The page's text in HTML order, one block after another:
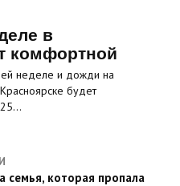
в
комфортной
неделе и дожди на
будет
семья, которая пропала